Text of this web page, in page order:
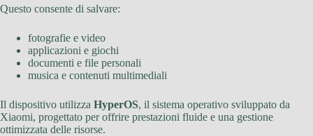
Questo consente di salvare:
fotografie e video
applicazioni e giochi
documenti e file personali
musica e contenuti multimediali
Il dispositivo utilizza HyperOS, il sistema operativo sviluppato da
Xiaomi, progettato per offrire prestazioni fluide e una gestione
ottimizzata delle risorse.